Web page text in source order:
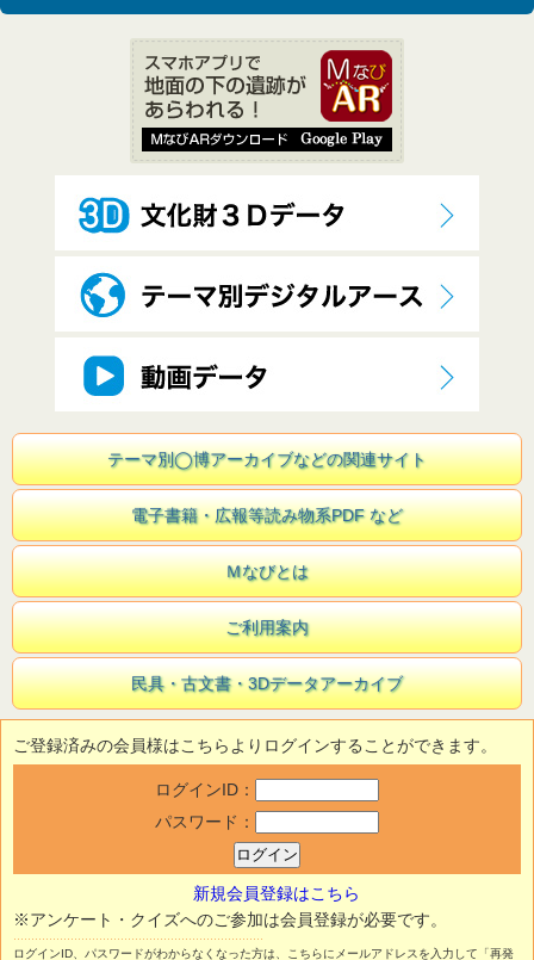
テーマ別◯博アーカイブなどの関連サイト
電子書籍・広報等読み物系PDF など
Ｍなびとは
ご利用案内
民具・古文書・3Dデータアーカイブ
ご登録済みの会員様はこちらよりログインすることができます。
ログインID：
パスワード：
新規会員登録はこちら
※アンケート・クイズへのご参加は会員登録が必要です。
ログインID、パスワードがわからなくなった方は、こちらにメールアドレスを入力して「再発